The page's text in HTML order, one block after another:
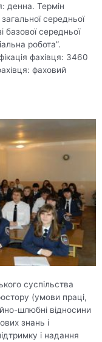
денна. Термін
середньої
базової середньої
робота”.
фахівця: 3460
фаховий
суспільства
(умови праці,
шлюбні відносини
знань і
і надання